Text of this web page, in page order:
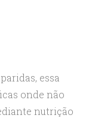
essa
onde não
nutrição